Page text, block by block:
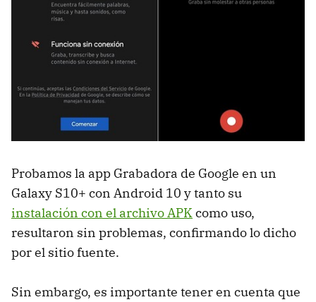
Probamos la app Grabadora de Google en un
Galaxy S10+ con Android 10 y tanto su
instalación con el archivo APKcomo uso,
resultaron sin problemas, confirmando lo dicho
por el sitio fuente.
Sin embargo, es importante tener en cuenta que